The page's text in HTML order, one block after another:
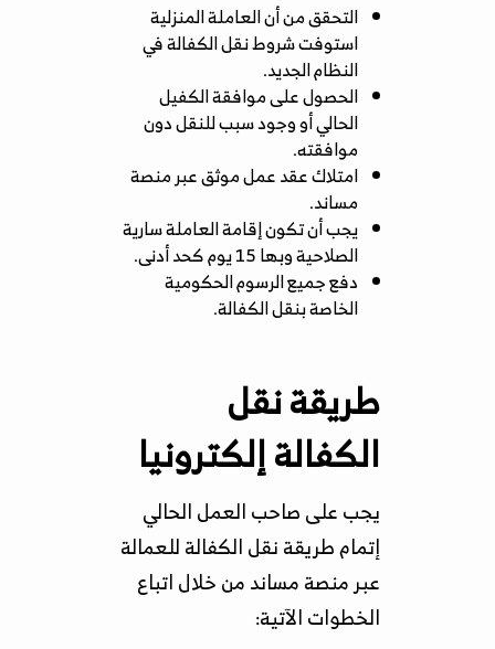
التحقق من أن العاملة المنزلية
استوفت شروط نقل الكفالة في
النظام الجديد.
الحصول على موافقة الكفيل
الحالي أو وجود سبب للنقل دون
موافقته.
امتلاك عقد عمل موثق عبر منصة
مساند.
يجب أن تكون إقامة العاملة سارية
الصلاحية وبها 15 يوم كحد أدنى.
دفع جميع الرسوم الحكومية
الخاصة بنقل الكفالة.
طريقة نقل
الكفالة إلكترونيا
يجب على صاحب العمل الحالي
إتمام طريقة نقل الكفالة للعمالة
عبر منصة مساند من خلال اتباع
الخطوات الآتية: